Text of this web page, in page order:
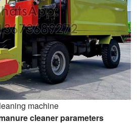
machine
cleaner parameters